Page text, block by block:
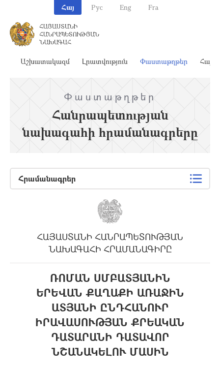
Հայ Рус Eng Fra
ՀԱՅԱՍՏԱՆԻ
ՀԱՆՐԱՊԵՏՈՒԹՅԱՆ
ՆԱԽԱԳԱՀ
Աշխատակազմ Լրատվություն Փաստաթղթեր
Փաստաթղթեր
Հանրապետության
նախագահի հրամանագրերը
Հրամանագրեր
ՀԱՅԱՍՏԱՆԻ ՀԱՆՐԱՊԵՏՈՒԹՅԱՆ
ՆԱԽԱԳԱՀԻ ՀՐԱՄԱՆԱԳԻՐԸ
ՌՈՄԱՆ ՍՄԲԱՏՅԱՆԻՆ
ԵՐԵՎԱՆ ՔԱՂԱՔԻ ԱՌԱՋԻՆ
ԱՏՅԱՆԻ ԸՆԴՀԱՆՈՒՐ
ԻՐԱՎԱՍՈՒԹՅԱՆ ՔՐԵԱԿԱՆ
ԴԱՏԱՐԱՆԻ ԴԱՏԱՎՈՐ
ՆՇԱՆԱԿԵԼՈՒ ՄԱՍԻՆ